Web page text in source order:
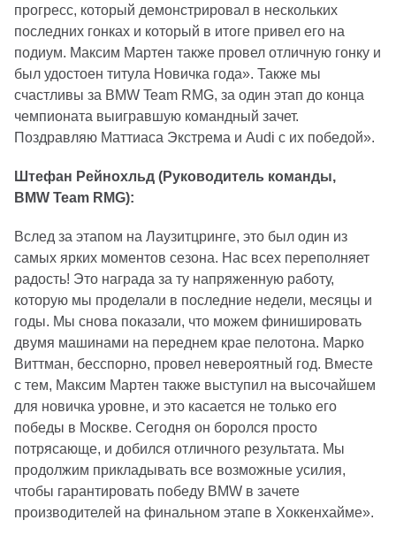
прогресс, который демонстрировал в нескольких
последних гонках и который в итоге привел его на
подиум. Максим Мартен также провел отличную гонку и
был удостоен титула Новичка года». Также мы
счастливы за BMW Team RMG, за один этап до конца
чемпионата выигравшую командный зачет.
Поздравляю Маттиаса Экстрема и Audi с их победой».
Штефан Рейнохльд (Руководитель команды,
BMW Team RMG):
Вслед за этапом на Лаузитцринге, это был один из
самых ярких моментов сезона. Нас всех переполняет
радость! Это награда за ту напряженную работу,
которую мы проделали в последние недели, месяцы и
годы. Мы снова показали, что можем финишировать
двумя машинами на переднем крае пелотона. Марко
Виттман, бесспорно, провел невероятный год. Вместе
с тем, Максим Мартен также выступил на высочайшем
для новичка уровне, и это касается не только его
победы в Москве. Сегодня он боролся просто
потрясающе, и добился отличного результата. Мы
продолжим прикладывать все возможные усилия,
чтобы гарантировать победу BMW в зачете
производителей на финальном этапе в Хоккенхайме».